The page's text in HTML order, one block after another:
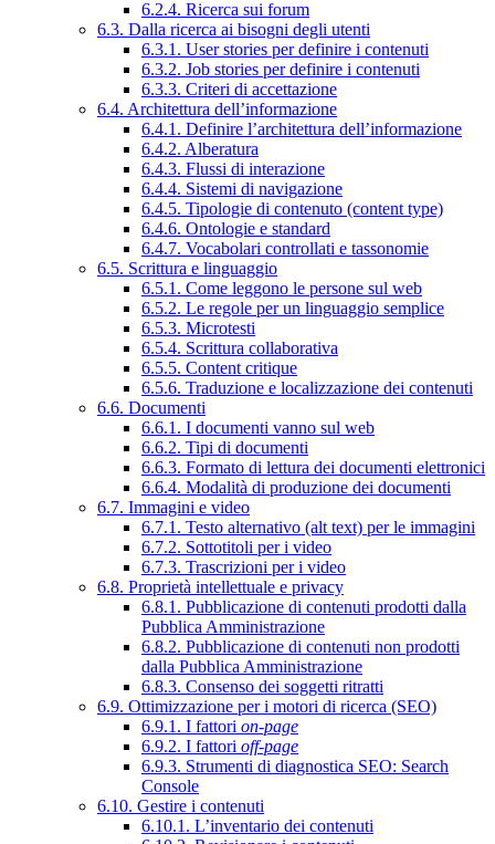
6.2.4. Ricerca sui forum
6.3. Dalla ricerca ai bisogni degli utenti
6.3.1. User stories per definire i contenuti
6.3.2. Job stories per definire i contenuti
6.3.3. Criteri di accettazione
6.4. Architettura dell’informazione
6.4.1. Definire l’architettura dell’informazione
6.4.2. Alberatura
6.4.3. Flussi di interazione
6.4.4. Sistemi di navigazione
6.4.5. Tipologie di contenuto (content type)
6.4.6. Ontologie e standard
6.4.7. Vocabolari controllati e tassonomie
6.5. Scrittura e linguaggio
6.5.1. Come leggono le persone sul web
6.5.2. Le regole per un linguaggio semplice
6.5.3. Microtesti
6.5.4. Scrittura collaborativa
6.5.5. Content critique
6.5.6. Traduzione e localizzazione dei contenuti
6.6. Documenti
6.6.1. I documenti vanno sul web
6.6.2. Tipi di documenti
6.6.3. Formato di lettura dei documenti elettronici
6.6.4. Modalità di produzione dei documenti
6.7. Immagini e video
6.7.1. Testo alternativo (alt text) per le immagini
6.7.2. Sottotitoli per i video
6.7.3. Trascrizioni per i video
6.8. Proprietà intellettuale e privacy
6.8.1. Pubblicazione di contenuti prodotti dalla
Pubblica Amministrazione
6.8.2. Pubblicazione di contenuti non prodotti
dalla Pubblica Amministrazione
6.8.3. Consenso dei soggetti ritratti
6.9. Ottimizzazione per i motori di ricerca (SEO)
6.9.1. I fattori on-page
6.9.2. I fattori off-page
6.9.3. Strumenti di diagnostica SEO: Search
Console
6.10. Gestire i contenuti
6.10.1. L’inventario dei contenuti